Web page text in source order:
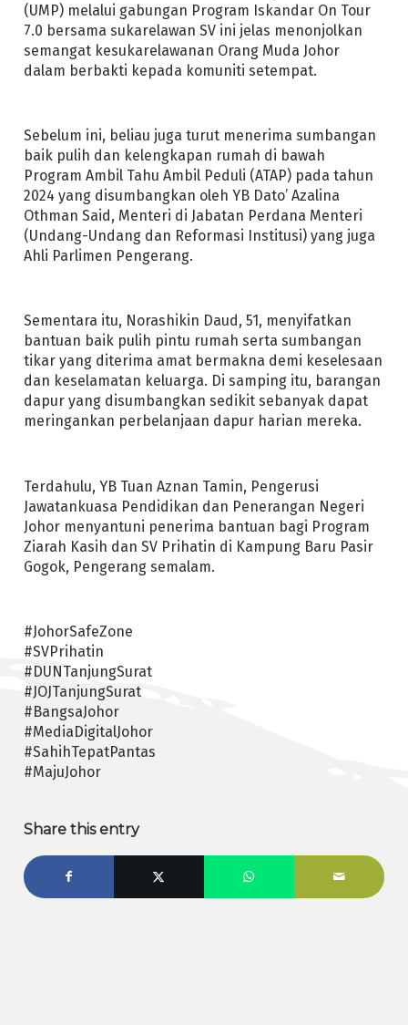
(UMP) melalui gabungan Program Iskandar On Tour
7.0 bersama sukarelawan SV ini jelas menonjolkan
semangat kesukarelawanan Orang Muda Johor
dalam berbakti kepada komuniti setempat.
Sebelum ini, beliau juga turut menerima sumbangan
baik pulih dan kelengkapan rumah di bawah
Program Ambil Tahu Ambil Peduli (ATAP) pada tahun
2024 yang disumbangkan oleh YB Dato’ Azalina
Othman Said, Menteri di Jabatan Perdana Menteri
(Undang-Undang dan Reformasi Institusi) yang juga
Ahli Parlimen Pengerang.
Sementara itu, Norashikin Daud, 51, menyifatkan
bantuan baik pulih pintu rumah serta sumbangan
tikar yang diterima amat bermakna demi keselesaan
dan keselamatan keluarga. Di samping itu, barangan
dapur yang disumbangkan sedikit sebanyak dapat
meringankan perbelanjaan dapur harian mereka.
Terdahulu, YB Tuan Aznan Tamin, Pengerusi
Jawatankuasa Pendidikan dan Penerangan Negeri
Johor menyantuni penerima bantuan bagi Program
Ziarah Kasih dan SV Prihatin di Kampung Baru Pasir
Gogok, Pengerang semalam.
#JohorSafeZone
#SVPrihatin
#DUNTanjungSurat
#JOJTanjungSurat
#BangsaJohor
#MediaDigitalJohor
#SahihTepatPantas
#MajuJohor
Share this entry